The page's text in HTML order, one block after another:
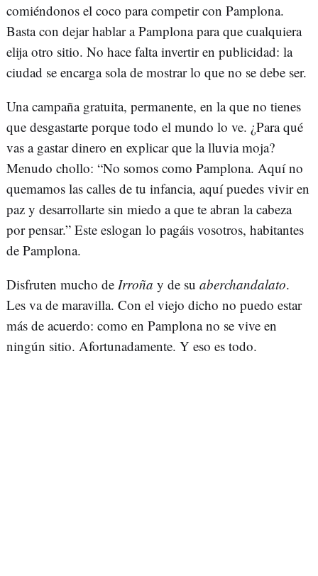
comiéndonos el coco para competir con Pamplona.
Basta con dejar hablar a Pamplona para que cualquiera
elija otro sitio. No hace falta invertir en publicidad: la
ciudad se encarga sola de mostrar lo que no se debe ser.
Una campaña gratuita, permanente, en la que no tienes
que desgastarte porque todo el mundo lo ve. ¿Para qué
vas a gastar dinero en explicar que la lluvia moja?
Menudo chollo: “No somos como Pamplona. Aquí no
quemamos las calles de tu infancia, aquí puedes vivir en
paz y desarrollarte sin miedo a que te abran la cabeza
por pensar.” Este eslogan lo pagáis vosotros, habitantes
de Pamplona.
Disfruten mucho de Irroña y de su aberchandalato.
Les va de maravilla. Con el viejo dicho no puedo estar
más de acuerdo: como en Pamplona no se vive en
ningún sitio. Afortunadamente. Y eso es todo.